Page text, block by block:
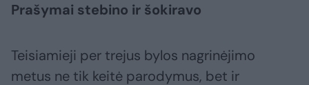
Prašymai stebino ir šokiravo
Teisiamieji per trejus bylos nagrinėjimo
metus ne tik keitė parodymus, bet ir